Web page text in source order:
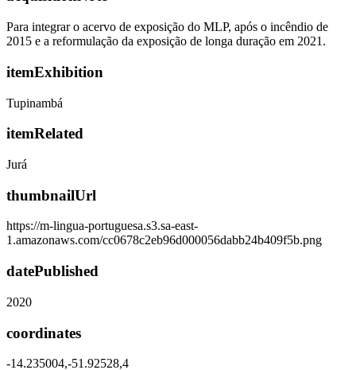
Para integrar o acervo de exposição do MLP, após o incêndio de
2015 e a reformulação da exposição de longa duração em 2021.
itemExhibition
Tupinambá
itemRelated
Jurá
thumbnailUrl
https://m-lingua-portuguesa.s3.sa-east-
1.amazonaws.com/cc0678c2eb96d000056dabb24b409f5b.png
datePublished
2020
coordinates
-14.235004,-51.92528,4